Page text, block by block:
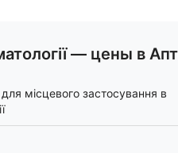
— цены в
для місцевого застосування в